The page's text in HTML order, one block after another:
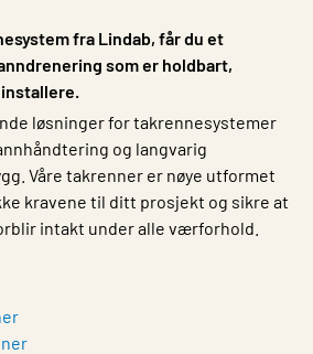
fra Lindab, får du et
som er holdbart,
løsninger for takrennesystemer
og langvarig
Våre takrenner er nøye utformet
kravene til ditt prosjekt og sikre at
intakt under alle værforhold.